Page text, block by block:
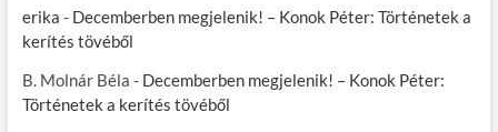
erika - Decemberben megjelenik! – Konok Péter: Történetek a
kerítés tövéből
B. Molnár Béla - Decemberben megjelenik! – Konok Péter:
Történetek a kerítés tövéből